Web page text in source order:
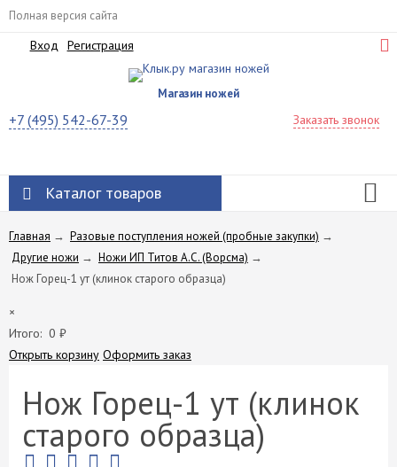
Полная версия сайта
Вход Регистрация
Магазин ножей
+7 (495) 542-67-39 Заказать звонок
Каталог товаров
Главная → Разовые поступления ножей (пробные закупки) →
Другие ножи → Ножи ИП Титов A.C. (Ворсма) →
Нож Горец-1 ут (клинок старого образца)
×
Итого: 0 ₽
Открыть корзину Оформить заказ
Нож Горец-1 ут (клинок
старого образца)